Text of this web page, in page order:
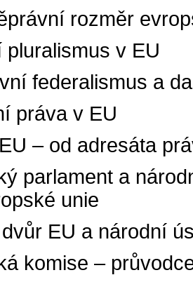
rozměr
v EU
a
v EU
od adresáta
a
unie
EU a národní
– průvodce